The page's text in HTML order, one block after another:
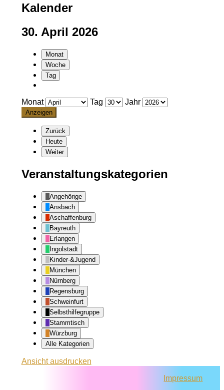
Kalender
30. April 2026
Monat
Woche
Tag
Monat Tag Jahr
Zurück
Heute
Weiter
Veranstaltungskategorien
Angehörige
Ansbach
Aschaffenburg
Bayreuth
Erlangen
Ingolstadt
Kinder-&Jugend
München
Nürnberg
Regensburg
Schweinfurt
Selbsthilfegruppe
Stammtisch
Würzburg
Alle Kategorien
Ansichtausdrucken
Impressum